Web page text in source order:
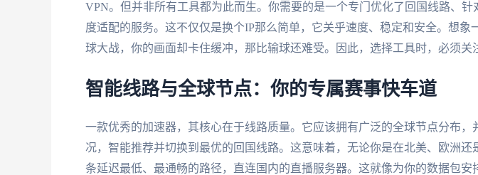
VPN。但并非所有工具都为此而生。你需要的是一个专门优化了回国线路、针
度适配的服务。这不仅仅是换个IP那么简单，它关乎速度、稳定和安全。想象
球大战，你的画面却卡住缓冲，那比输球还难受。因此，选择工具时，必须关
智能线路与全球节点：你的专属赛事快车道
一款优秀的加速器，其核心在于线路质量。它应该拥有广泛的全球节点分布，
况，智能推荐并切换到最优的回国线路。这意味着，无论你是在北美、欧洲还
条延迟最低、最通畅的路径，直连国内的直播服务器。这就像为你的数据包安